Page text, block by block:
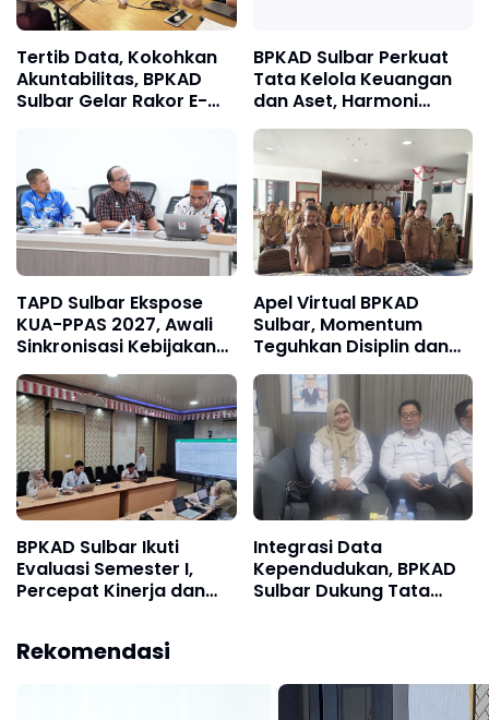
Tertib Data, Kokohkan
Akuntabilitas, BPKAD
Sulbar Gelar Rakor E-
BPKAD Sulbar Perkuat
Tata Kelola Keuangan
dan Aset, Harmoni
Perencanaan Menuju
APBD 2027
TAPD Sulbar Ekspose
KUA-PPAS 2027, Awali
Sinkronisasi Kebijakan
Anggaran Bersama
DPRD
Apel Virtual BPKAD
Sulbar, Momentum
Teguhkan Disiplin dan
Soliditas ASN
BPKAD Sulbar Ikuti
Evaluasi Semester I,
Percepat Kinerja dan
Integrasi Data
Kependudukan, BPKAD
Sulbar Dukung Tata
Rekomendasi